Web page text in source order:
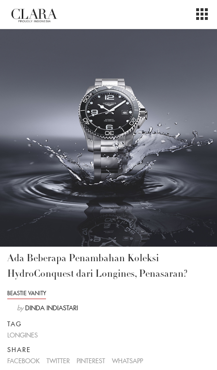
Ada Beberapa Penambahan Koleksi
HydroConquest dari Longines, Penasaran?
BEASTIE VANITY
by DINDA INDIASTARI
TAG
LONGINES
SHARE
FACEBOOK
TWITTER PINTEREST WHATSAPP